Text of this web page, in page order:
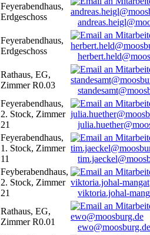
Feyerabendhaus,
Erdgeschoss
Feyerabendhaus,
Erdgeschoss
Rathaus, EG,
Zimmer R0.03
Feyerabendhaus,
2. Stock, Zimmer
21
Feyerabendhaus,
1. Stock, Zimmer
11
Feyberabendhaus,
2. Stock, Zimmer
21
viktoria.johal-
Rathaus, EG,
Zimmer R0.01
ewo@moosburg.de